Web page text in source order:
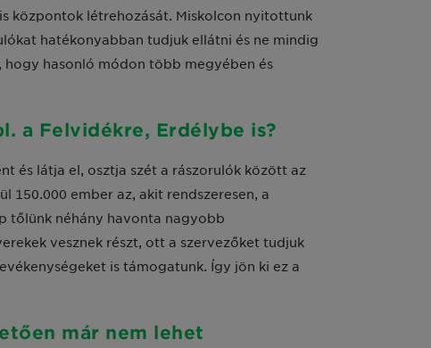
központok létrehozását. Miskolcon nyitottunk
hatékonyabban tudjuk ellátni és ne mindig
hasonló módon több megyében és
a Felvidékre, Erdélybe is?
és látja el, osztja szét a rászorulók között az
150.000 ember az, akit rendszeresen, a
tőlünk néhány havonta nagyobb
vesznek részt, ott a szervezőket tudjuk
is támogatunk. Így jön ki ez a
már nem lehet